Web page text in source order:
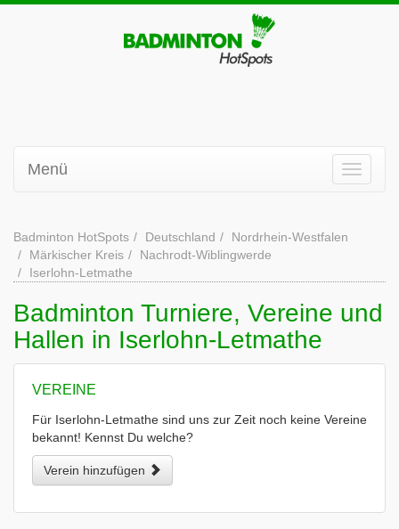
Menü
Badminton HotSpots Deutschland
Nordrhein-Westfalen
Märkischer Kreis
Nachrodt-Wiblingwerde
Iserlohn-Letmathe
Badminton Turniere, Vereine und
Hallen in Iserlohn-Letmathe
VEREINE
Für Iserlohn-Letmathe sind uns zur Zeit noch keine Vereine
bekannt! Kennst Du welche?
Verein hinzufügen